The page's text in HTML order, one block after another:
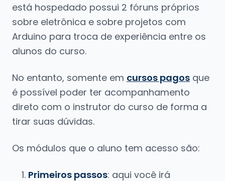
está hospedado possui 2 fóruns próprios
sobre eletrônica e sobre projetos com
Arduino para troca de experiência entre os
alunos do curso.
No entanto, somente em cursos pagos que
é possível poder ter acompanhamento
direto com o instrutor do curso de forma a
tirar suas dúvidas.
Os módulos que o aluno tem acesso são:
Primeiros passos: aqui você irá